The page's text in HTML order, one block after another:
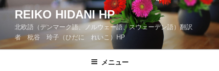
コ
ン
ツ
REIKO HIDANI HP
北欧語（デンマーク語、ノルウェー語、スウェーデン語）翻訳
者 枇谷 玲子（ひだに れいこ）HP
メニュー